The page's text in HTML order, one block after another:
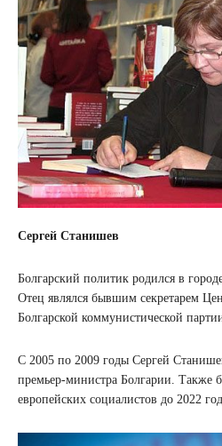
Сергей Станишев
Болгарский политик родился в
Отец являлся бывшим секретарем
Болгарской коммунистической
С 2005 по 2009 годы Сергей
премьер-министра Болгарии. Также
европейских социалистов до 2022